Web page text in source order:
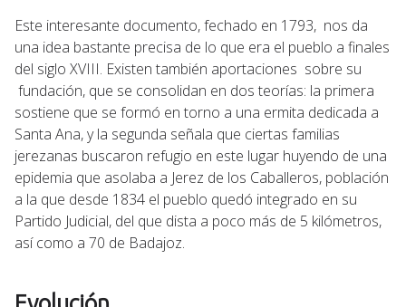
Este interesante documento, fechado en 1793, nos da
una idea bastante precisa de lo que era el pueblo a finales
del siglo XVIII. Existen también aportaciones sobre su
fundación, que se consolidan en dos teorías: la primera
sostiene que se formó en torno a una ermita dedicada a
Santa Ana, y la segunda señala que ciertas familias
jerezanas buscaron refugio en este lugar huyendo de una
epidemia que asolaba a Jerez de los Caballeros, población
a la que desde 1834 el pueblo quedó integrado en su
Partido Judicial, del que dista a poco más de 5 kilómetros,
así como a 70 de Badajoz.